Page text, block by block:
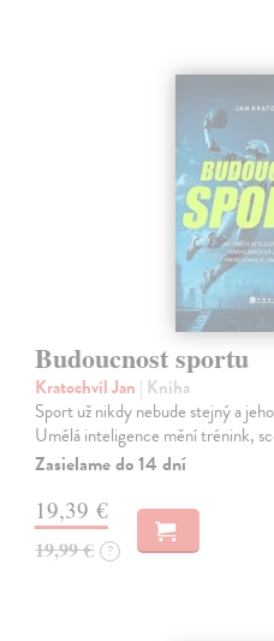
Budoucnost sportu
Kratochvíl Jan | Kniha
Sport už nikdy nebude stejný a
Umělá inteligence mění trénink,
Zasielame do 14 dní
19,39 €
19,99 € ?